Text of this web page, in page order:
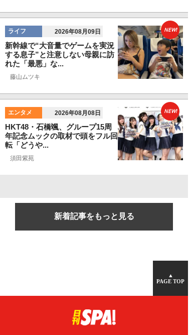
ライフ 2026年08月09日
新幹線で“大音量でゲームを実況
する息子”と注意しない母親に訪
れた「最悪」な...
藤山ムツキ
NEW!
エンタメ 2026年08月08日
HKT48・石橋颯、グループ15周
年記念ムックの取材で頭をフル回
転「どうや...
須田紫苑
NEW!
新着記事をもっと見る
▲
PAGE TOP